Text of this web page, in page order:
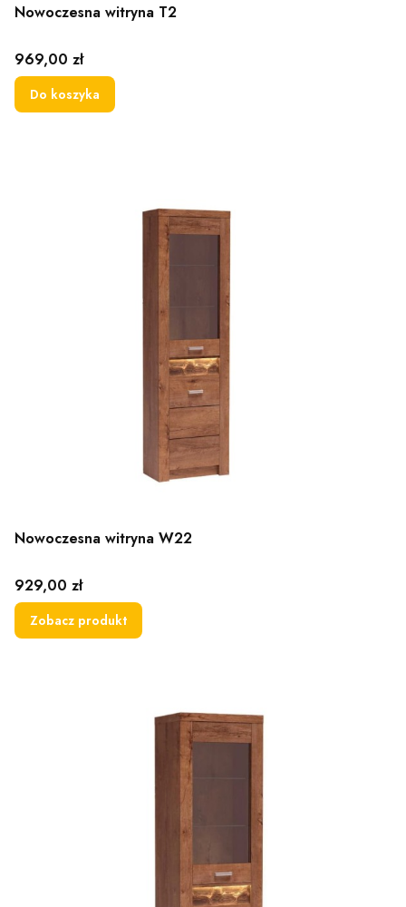
Nowoczesna witryna T2
Cena
969,00 zł
Do koszyka
Nowoczesna witryna W22
Cena
929,00 zł
Zobacz produkt